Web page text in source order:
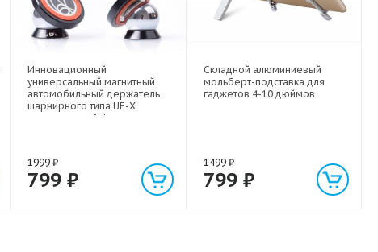
Инновационный
универсальный магнитный
автомобильный держатель
шарнирного типа UF-X
экстрасильной фиксации для
1999₽
799₽
Складной алюминиевый
мольберт-подставка для
гаджетов 4-10 дюймов
1499₽
799 ₽